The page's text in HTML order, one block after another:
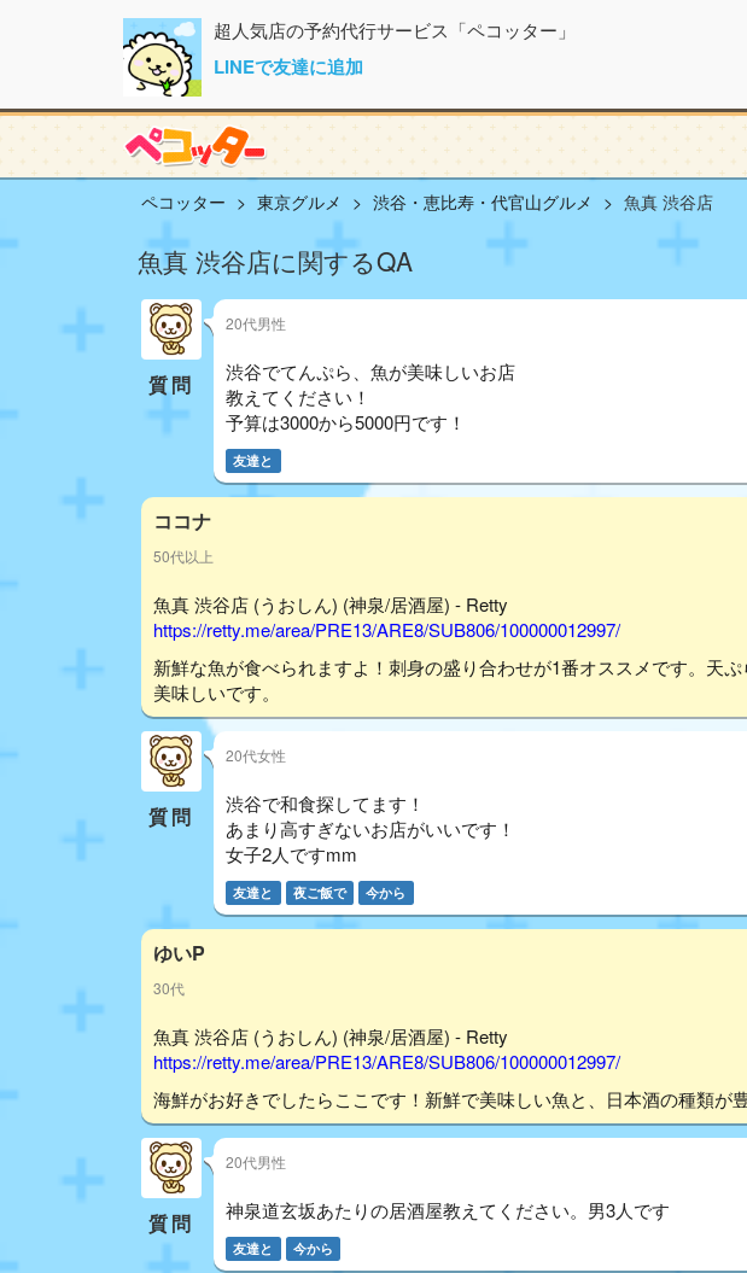
超人気店の予約代行サービス「ペコッター」
LINEで友達に追加
ペコッター 東京グルメ 渋谷・恵比寿・代官山グルメ 魚真 渋谷店
魚真 渋谷店に関するQA
質問
20代男性
渋谷でてんぷら、魚が美味しいお店
教えてください！
予算は3000から5000円です！
友達と
ココナ
50代以上
魚真 渋谷店 (うおしん) (神泉/居酒屋) - Retty
https://retty.me/area/PRE13/ARE8/SUB806/100000012997/
新鮮な魚が食べられますよ！刺身の盛り合わせが1番オススメです。天
美味しいです。
質問
20代女性
渋谷で和食探してます！
あまり高すぎないお店がいいです！
女子2人ですmm
友達と 夜ご飯で 今から
ゆいP
30代
魚真 渋谷店 (うおしん) (神泉/居酒屋) - Retty
https://retty.me/area/PRE13/ARE8/SUB806/100000012997/
海鮮がお好きでしたらここです！新鮮で美味しい魚と、日本酒の種類が
質問
20代男性
神泉道玄坂あたりの居酒屋教えてください。男3人です
友達と 今から